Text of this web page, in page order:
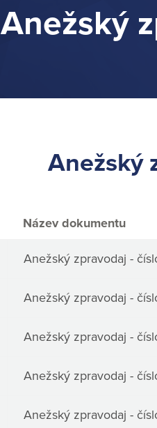
Anežský
Anežský
Název dokumentu
Anežský zpravodaj -
Anežský zpravodaj -
Anežský zpravodaj -
Anežský zpravodaj -
Anežský zpravodaj -